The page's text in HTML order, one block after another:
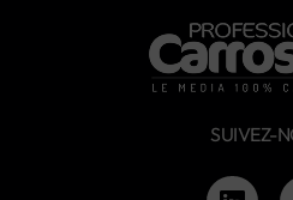
SUIVEZ-